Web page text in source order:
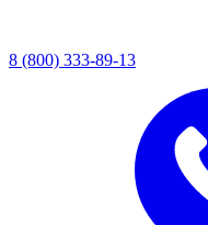
8 (800) 333-89-13